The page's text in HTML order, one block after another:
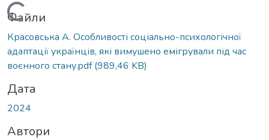
Вантажиться...
Файли
Красовська А. Особливості соціально-психологічної
адаптації українців, які вимушено емігрували під час
воєнного стану.pdf(989,46 KB)
Дата
2024
Автори